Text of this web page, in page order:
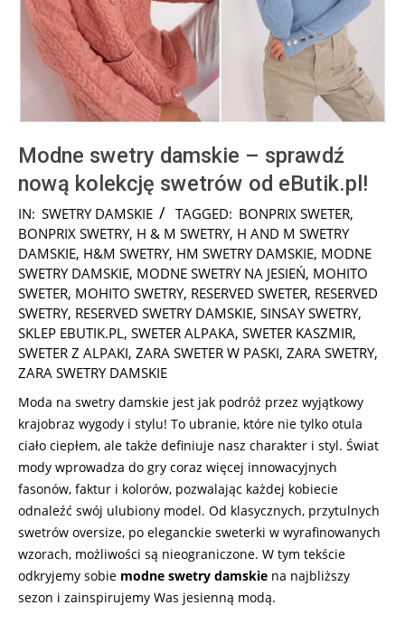
Modne swetry damskie – sprawdź
nową kolekcję swetrów od eButik.pl!
2025-
01-
29
IN: SWETRY DAMSKIE TAGGED: BONPRIX SWETER,
BONPRIX SWETRY, H & M SWETRY, H AND M SWETRY
DAMSKIE, H&M SWETRY, HM SWETRY DAMSKIE, MODNE
SWETRY DAMSKIE, MODNE SWETRY NA JESIEŃ, MOHITO
SWETER, MOHITO SWETRY, RESERVED SWETER, RESERVED
SWETRY, RESERVED SWETRY DAMSKIE, SINSAY SWETRY,
SKLEP EBUTIK.PL, SWETER ALPAKA, SWETER KASZMIR,
SWETER Z ALPAKI, ZARA SWETER W PASKI, ZARA SWETRY,
ZARA SWETRY DAMSKIE
Moda na swetry damskie jest jak podróż przez wyjątkowy
krajobraz wygody i stylu! To ubranie, które nie tylko otula
ciało ciepłem, ale także definiuje nasz charakter i styl. Świat
mody wprowadza do gry coraz więcej innowacyjnych
fasonów, faktur i kolorów, pozwalając każdej kobiecie
odnaleźć swój ulubiony model. Od klasycznych, przytulnych
swetrów oversize, po eleganckie sweterki w wyrafinowanych
wzorach, możliwości są nieograniczone. W tym tekście
odkryjemy sobie modne swetry damskie na najbliższy
sezon i zainspirujemy Was jesienną modą.